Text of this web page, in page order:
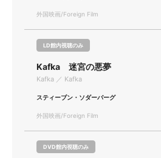
外国映画/Foreign Film
LD館内視聴のみ
Kafka 迷宮の悪夢
Kafka ／ Kafka
スティーブン・ソダーバーグ
外国映画/Foreign Film
DVD館内視聴のみ